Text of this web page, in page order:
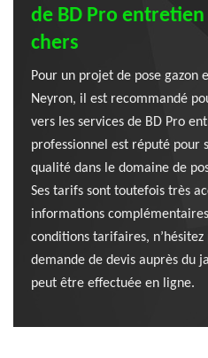
de BD Pro
chers
Pour un projet de pose gazon
Neyron, il est recommandé
vers les services de BD Pro
professionnel est réputé pour
qualité dans le domaine de
Ses tarifs sont toutefois très
informations
conditions tarifaires,
demande de devis auprès du
peut être effectuée en ligne.